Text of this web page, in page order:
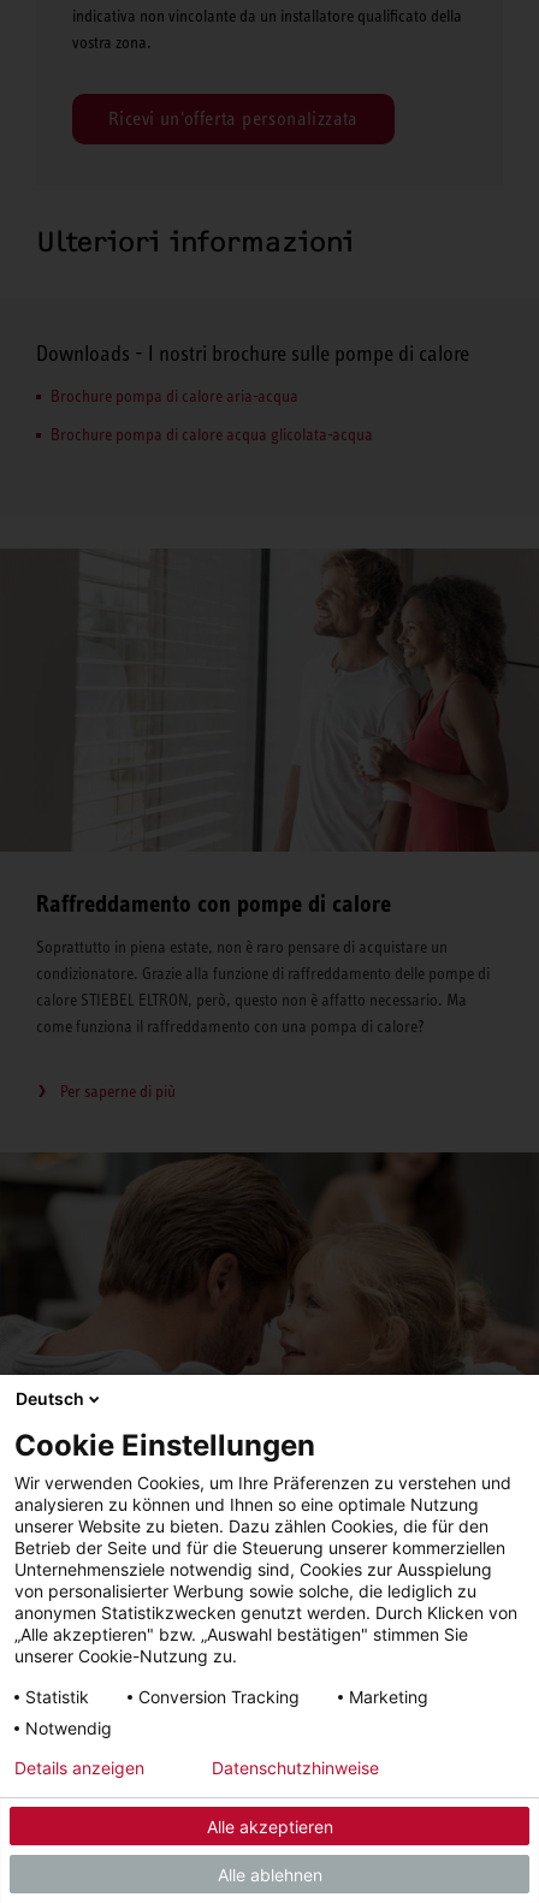
indicativa non vincolante da un installatore qualificato della
vostra zona.
Ricevi un'offerta personalizzata
Ulteriori informazioni
Downloads - I nostri brochure sulle pompe di calore
Brochure pompa di calore aria-acqua
Brochure pompa di calore acqua glicolata-acqua
Raffreddamento con pompe di calore
Soprattutto in piena estate, non è raro pensare di acquistare un
condizionatore. Grazie alla funzione di raffreddamento delle pompe di
calore STIEBEL ELTRON, però, questo non è affatto necessario. Ma
come funziona il raffreddamento con una pompa di calore?
Per saperne di più
Emissioni acustiche
Le pompe di calore generano rumore durante il funzionamento. Ne
sono responsabili i compressori o, nel caso delle pompe di calore aria-
acqua, i ventilatori. STIEBEL ELTRON produce pompe di calore
particolarmente silenziose e offre la soluzione giusta per ogni situazione
edilizia. In modo che voi e i vostri vicini possiate dormire tranquilli.
Per saperne di più
Deutsch
Cookie Einstellungen
Wir verwenden Cookies, um Ihre Präferenzen zu verstehen und
analysieren zu können und Ihnen so eine optimale Nutzung
unserer Website zu bieten. Dazu zählen Cookies, die für den
Betrieb der Seite und für die Steuerung unserer kommerziellen
Unternehmensziele notwendig sind, Cookies zur Ausspielung
von personalisierter Werbung sowie solche, die lediglich zu
anonymen Statistikzwecken genutzt werden. Durch Klicken von
„Alle akzeptieren" bzw. „Auswahl bestätigen" stimmen Sie
unserer Cookie-Nutzung zu.
Statistik
Conversion Tracking
Marketing
Notwendig
Alle akzeptieren
Alle ablehnen
Details anzeigen Datenschutzhinweise